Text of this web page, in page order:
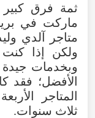
ثمة فرق كبير
ماركت في
متاجر آلدي
ولكن إذا
وبخدمات جيدة
الأفضل؛
المتاجر
ثلاث سنوات.